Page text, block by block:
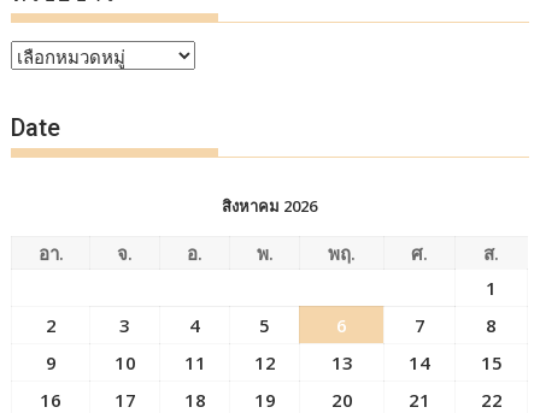
หัวข้อ
Date
สิงหาคม 2026
อา. จ. อ. พ. พฤ. ศ.
ส.
1
2
3 4 5 6 7
8
9
10 11 12 13 14
15
16
17 18 19 20 21
22